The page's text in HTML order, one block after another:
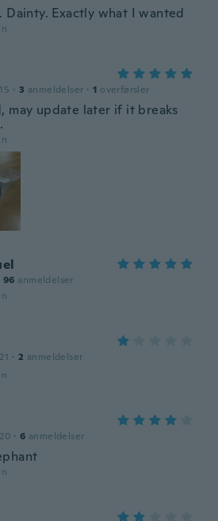
Dainty. Exactly what I wanted
· 3 anmeldelser · 1 overførsler
may update later if it breaks
96 anmeldelser
· 2 anmeldelser
· 6 anmeldelser